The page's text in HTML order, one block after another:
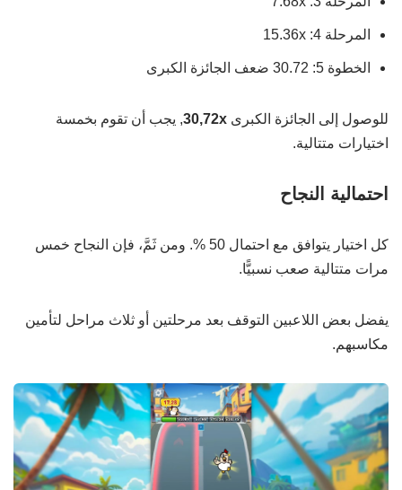
المرحلة 4: 15.36x
الخطوة 5: 30.72 ضعف الجائزة الكبرى
للوصول إلى الجائزة الكبرى 30,72x
, يجب أن تقوم بخمسة
اختيارات متتالية.
احتمالية النجاح
كل اختيار يتوافق مع احتمال 50 %. ومن ثَمَّ، فإن النجاح خمس
مرات متتالية صعب نسبيًّا.
يفضل بعض اللاعبين التوقف بعد مرحلتين أو ثلاث مراحل لتأمين
مكاسبهم.